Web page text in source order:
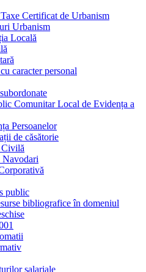
Certificat de Urbanism
Urbanism
Locală
caracter personal
Comunitar Local de Evidența a
Persoanelor
de căsătorie
Civilă
public
bibliografice în domeniul
salariale